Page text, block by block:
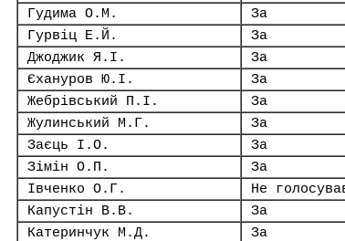
Гудима О.М.
За
Гурвіц Е.Й.
За
Джоджик Я.І.
За
Єхануров Ю.І.
За
Жебрівський П.І.
За
Жулинський М.Г.
За
Заєць І.О.
За
Зімін О.П.
За
Івченко О.Г.
Не
Капустін В.В.
За
Катеринчук М.Д.
За